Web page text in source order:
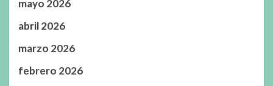
mayo 2026
abril 2026
marzo 2026
febrero 2026